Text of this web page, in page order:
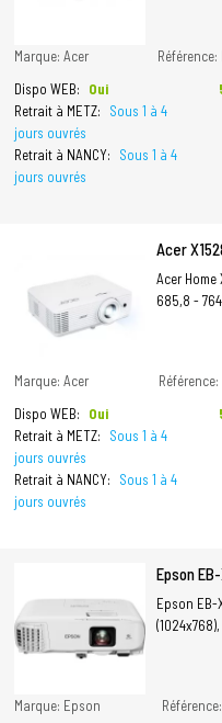
Marque: Acer Référence:
Dispo WEB:
Oui
Retrait à METZ:
Sous 1 à 4
jours ouvrés
Retrait à NANCY:
Sous 1 à 4
jours ouvrés
Acer
Acer Home
685,8 -
Marque: Acer Référence:
Dispo WEB:
Oui
Retrait à METZ:
Sous 1 à 4
jours ouvrés
Retrait à NANCY:
Sous 1 à 4
jours ouvrés
Epson
Epson EB-
Marque: Epson